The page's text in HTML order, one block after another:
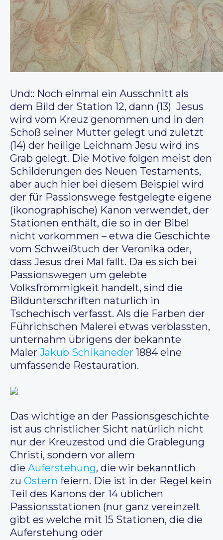
Und:: Noch einmal ein Ausschnitt als
dem Bild der Station 12, dann (13) Jesus
wird vom Kreuz genommen und in den
Schoß seiner Mutter gelegt und zuletzt
(14) der heilige Leichnam Jesu wird ins
Grab gelegt. Die Motive folgen meist den
Schilderungen des Neuen Testaments,
aber auch hier bei diesem Beispiel wird
der für Passionswege festgelegte eigene
(ikonographische) Kanon verwendet, der
Stationen enthält, die so in der Bibel
nicht vorkommen – etwa die Geschichte
vom Schweißtuch der Veronika oder,
dass Jesus drei Mal fällt. Da es sich bei
Passionswegen um gelebte
Volksfrömmigkeit handelt, sind die
Bildunterschriften natürlich in
Tschechisch verfasst. Als die Farben der
Führichschen Malerei etwas verblassten,
unternahm übrigens der bekannte
Maler Jakub Schikaneder 1884 eine
umfassende Restauration.
Das wichtige an der Passionsgeschichte
ist aus christlicher Sicht natürlich nicht
nur der Kreuzestod und die Grablegung
Christi, sondern vor allem
die Auferstehung, die wir bekanntlich
zu Ostern feiern. Die ist in der Regel kein
Teil des Kanons der 14 üblichen
Passionsstationen (nur ganz vereinzelt
gibt es welche mit 15 Stationen, die die
Auferstehung oder